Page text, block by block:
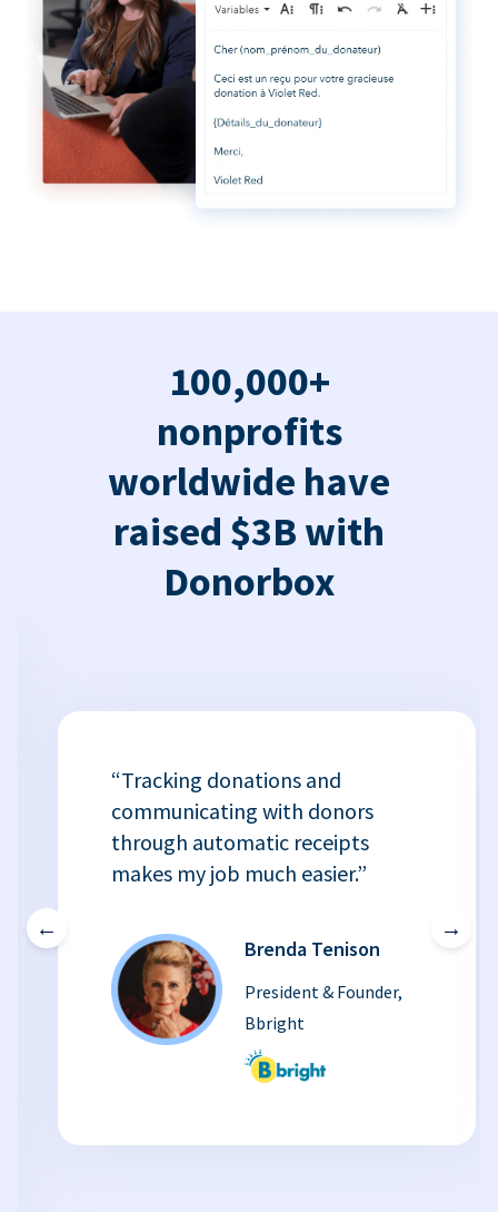
100,000+
nonprofits
worldwide have
raised $3B with
Donorbox
←
“Tracking donations and
communicating with donors
through automatic receipts
makes my job much easier.”
Brenda Tenison
President & Founder,
Bbright
→